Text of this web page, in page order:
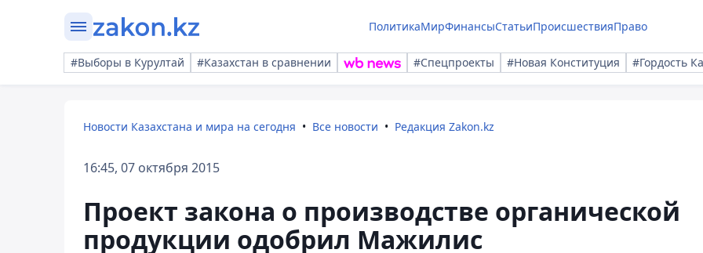
ПолитикаМирФинансыСтатьиПроисшествияПраво
#Выборы в Курултай #Казахстан в сравнении #Спецпроекты #Новая Конституция #Гордость
Новости Казахстана и мира на сегодня Все новости Редакция Zakon.kz
16:45, 07 октября 2015
Проект закона о производстве органической
продукции одобрил Мажилис